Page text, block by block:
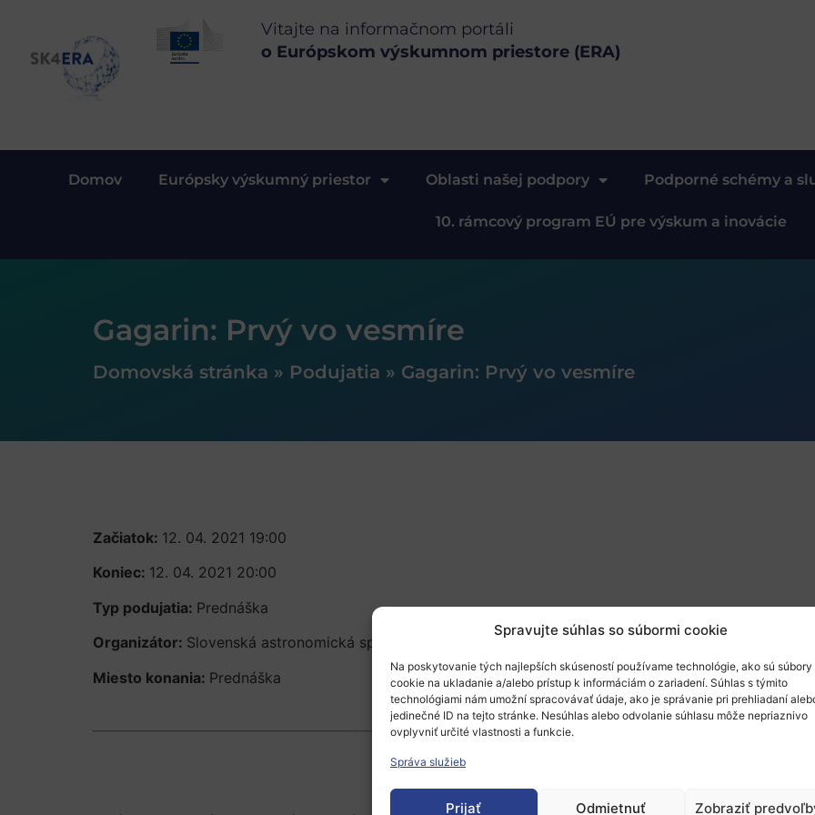
Spravujte súhlas so súbormi cookie
Na poskytovanie tých najlepších skúseností používame technológie, ako sú súbory
cookie na ukladanie a/alebo prístup k informáciám o zariadení. Súhlas s týmito
technológiami nám umožní spracovávať údaje, ako je správanie pri prehliadaní
jedinečné ID na tejto stránke. Nesúhlas alebo odvolanie súhlasu môže nepriaznivo
ovplyvniť určité vlastnosti a funkcie.
Správa služieb
Prijať Odmietnuť Zobraziť
Vitajte na informačnom portáli
o Európskom výskumnom priestore (ERA)
Domov Európsky výskumný priestor Oblasti našej podpory Podporné schémy a
10. rámcový program EÚ pre výskum a inovácie
Gagarin: Prvý vo vesmíre
Domovská stránka » Podujatia » Gagarin: Prvý vo vesmíre
Začiatok: 12. 04. 2021 19:00
Koniec: 12. 04. 2021 20:00
Typ podujatia: Prednáška
Organizátor: Slovenská astronomická spoločnosť pri SAV
Miesto konania: Prednáška